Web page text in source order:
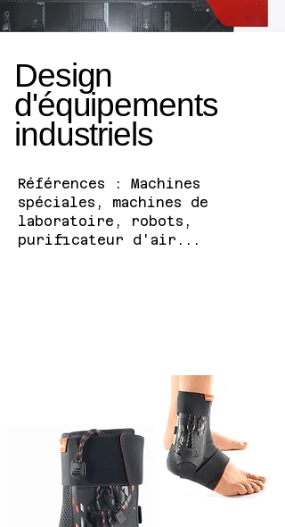
Design
d'équipements
industriels
Références : Machines
spéciales, machines de
laboratoire, robots,
purificateur d'air...